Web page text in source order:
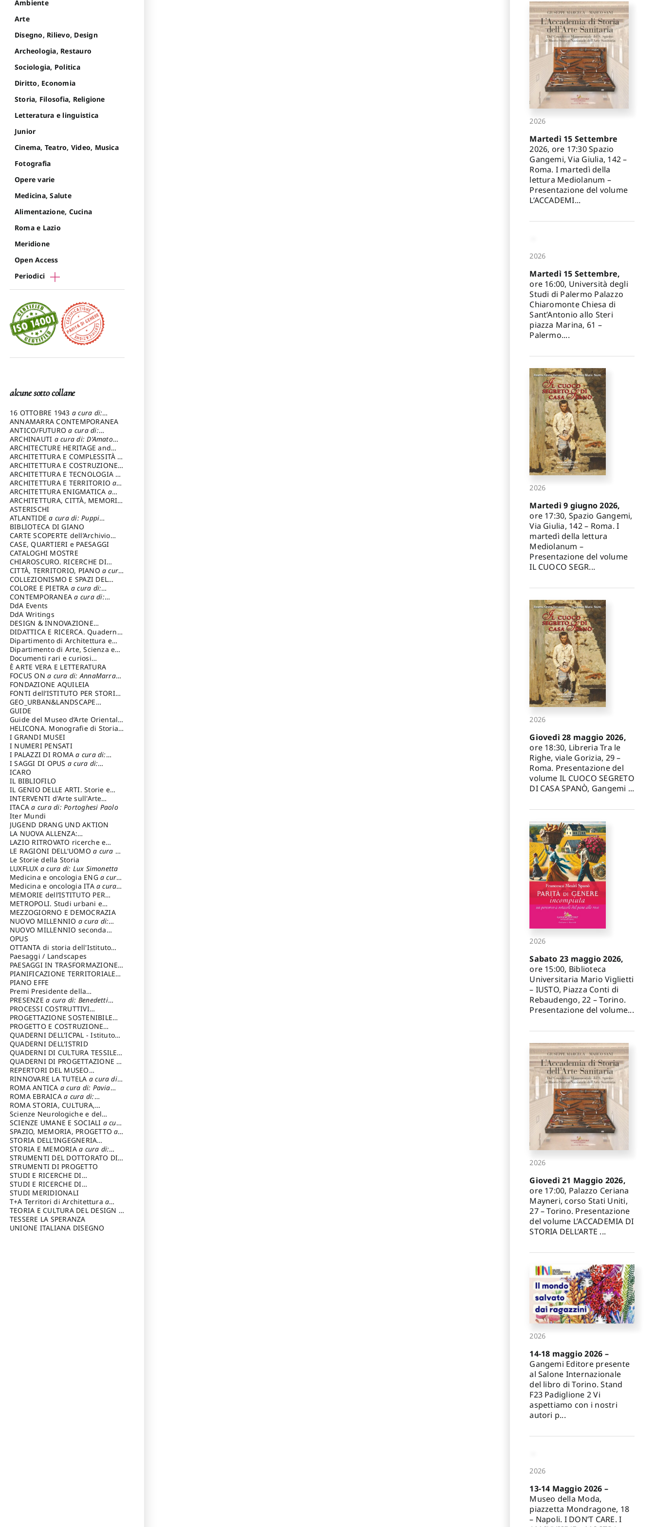
Ambiente
Arte
Disegno, Rilievo, Design
Archeologia, Restauro
Sociologia, Politica
Diritto, Economia
Storia, Filosofia, Religione
Letteratura e linguistica
Junior
Cinema, Teatro, Video, Musica
Fotografia
Opere varie
Medicina, Salute
Alimentazione, Cucina
Roma e Lazio
Meridione
Open Access
Periodici
alcune sotto collane
16 OTTOBRE 1943 a cura di:
Pezzetti Marcello
ANNAMARRA CONTEMPORANEA
ANTICO/FUTUROa cura di:
Varagnoli Claudio
ARCHINAUTI a cura di: D'Amato
Claudio
ARCHITECTURE HERITAGE and
DESIGN
ARCHITETTURA E COMPLESSITÀ a
cura di: Piva Antonio
ARCHITETTURA E COSTRUZIONEa
cura di: Poretti Sergio
ARCHITETTURA E TECNOLOGIA a
cura di: Carrara Gianfranco
ARCHITETTURA E TERRITORIOa
cura di: Pietrogrande Enrico
ARCHITETTURA ENIGMATICA a
cura di: Lenci Ruggero
ARCHITETTURA, CITTÀ, MEMORIA
a cura di: Valeriani Enrico
ASTERISCHI
ATLANTIDEa cura di: Puppi
Lionello
BIBLIOTECA DI GIANO
CARTE SCOPERTE dell’Archivio
Storico Capitolino
CASE, QUARTIERI e PAESAGGI
CATALOGHI MOSTRE
CHIAROSCURO. RICERCHE DI
STORIA E STORIA DELL'ARTEa
cura di: Di Carpegna Falconieri
Tommaso
CITTÀ, TERRITORIO, PIANO a cura
di: Imbesi Giuseppe
COLLEZIONISMO E SPAZI DEL
COLLEZIONISMO a cura di:
Magnani Lauro
COLORE E PIETRA a cura di:
Selvaggi Giuseppe
CONTEMPORANEAa cura di:
Gubinelli Luna
DdA Events
DdA Writings
DESIGN & INNOVAZIONE
TECNOLOGICAa cura di: Vallicelli
Andrea
DIDATTICA E RICERCA. Quaderni
della Scuola
Dipartimento di Architettura e
Analisi della Città Mediterranea
Dipartimento di Arte, Scienza e
Tecnica del Costuire
Documenti rari e curiosi
dall'Archivio Segreto
È ARTE VERA E LETTERATURA
FOCUS ONa cura di: AnnaMarra
Contemporanea
FONDAZIONE AQUILEIA
FONTI dell’ISTITUTO PER STORIA
DEL RISORGIMENTO
GEO_URBAN&LANDSCAPE
PLANNING (GULP)
Trusiani Elio
GUIDE
Guide del Museo d’Arte Orientale
“Giuseppe Tucci”
HELICONA. Monografie di Storia
dell'Artea cura di: Gallo Marco
I GRANDI MUSEI
I NUMERI PENSATI
I PALAZZI DI ROMAa cura di:
Ippoliti Alessandro
I SAGGI DI OPUS a cura di:
Scalesse Tommaso
ICARO
IL BIBLIOFILO
IL GENIO DELLE ARTI. Storie e
interpretazione
INTERVENTI d'Arte sull'Arte
dedicata alla cultura della
conservazione d’arte
Fondazione Paola Droghetti onlus
ITACAa cura di: Portoghesi Paolo
Iter Mundi
JUGEND DRANG UND AKTION
LA NUOVA ALLENZA:
ARCHITETTURA & AMBIENTE
LAZIO RITROVATO ricerche e
restauri
LE RAGIONI DELL'UOMOa cura di:
Lombardi Satriani Luigi
Le Storie della Storia
LUXFLUX a cura di: Lux Simonetta
Medicina e oncologia ENG a cura
di: Lopez Massimo
Medicina e oncologia ITA a cura
di: Lopez Massimo
MEMORIE dell’ISTITUTO PER
STORIA DEL RISORGIMENTO
METROPOLI. Studi urbani e
regionali
MEZZOGIORNO E DEMOCRAZIA
NUOVO MILLENNIO a cura di:
Capaldo Pellegrino
NUOVO MILLENNIO seconda
serie
Francesco
OPUS
OTTANTA di storia dell'Istituto
storia dell’Istitutoa cura di:
Cavalieri Patrizia
Paesaggi / Landscapes
PAESAGGI IN TRASFORMAZIONEa
cura di: Corti Enrico A.
PIANIFICAZIONE TERRITORIALE
URBANISTICA ED AMBIENTALE
cura di: Costa Enrico
PIANO EFFE
Premi Presidente della
Repubblica
PRESENZEa cura di: Benedetti
Sandro
PROCESSI COSTRUTTIVI
DELL'ARCHITETTURAa cura di:
Ippoliti Alessandro
PROGETTAZIONE SOSTENIBILE
PARTECIPATA
PROGETTO E COSTRUZIONE
DELL’ARCHITETTURA
QUADERNI DELL'ICPAL - Istituto
centrale per il restauro e la
conservazione del patrimonio
archivistico e librario
QUADERNI DELL'ISTRID
QUADERNI DI CULTURA TESSILEa
cura di: Crispolti Livia
QUADERNI DI PROGETTAZIONE a
cura di: Giura Longo Tommaso
REPERTORI DEL MUSEO
CENTRALE DEL RISORGIMENTOa
cura di: Pizzo Marco
RINNOVARE LA TUTELA a cura di:
Cicalò Enrico
ROMA ANTICA a cura di: Pavia
Carlo
ROMA EBRAICAa cura di:
Procaccia Claudio
ROMA STORIA, CULTURA,
IMMAGINEa cura di: Fagiolo
Marcello
Scienze Neurologiche e del
Comportamento
SCIENZE UMANE E SOCIALI a cura
di: Iannizzi Salvatore
SPAZIO, MEMORIA, PROGETTOa
cura di: Rossi Massimo
STORIA DELL'INGEGNERIA
STRUTTURALE IN ITALIAa cura di:
Poretti Sergio
STORIA E MEMORIAa cura di:
Rossi Lauro
STRUMENTI DEL DOTTORATO DI
RICERCA IN RILIEVO E
RAPPRESENTAZIONE
DELL’ARCHITETTURA E
DELL’AMBIENTEa cura di: Migliari
Riccardo
STRUMENTI DI PROGETTO
STUDI E RICERCHE DI
ARCHEOLOGIA IN SICILIA
di: Pelagatti Paola
STUDI E RICERCHE DI
ARCHITETTURA del Dipartimento
di Architettura Università degli
Studi G. d' Annunzio, Chieti-
Pescara a cura di: Fusero Paolo
STUDI MERIDIONALI
T+A Territori di Architetturaa
cura di: Ramazzotti Luigi
TEORIA E CULTURA DEL DESIGN a
cura di: Furlanis Giuseppe
TESSERE LA SPERANZA
UNIONE ITALIANA DISEGNO
2026
Martedì 15 Settembre
2026, ore 17:30 Spazio
Gangemi, Via Giulia, 142 –
Roma. I martedì della
lettura Mediolanum –
Presentazione del volume
L’ACCADEMI...
2026
Martedì 15 Settembre,
ore 16:00, Università degli
Studi di Palermo Palazzo
Chiaromonte Chiesa di
Sant’Antonio allo Steri
piazza Marina, 61 –
Palermo....
2026
Martedì 9 giugno 2026,
ore 17:30, Spazio Gangemi,
Via Giulia, 142 – Roma. I
martedì della lettura
Mediolanum –
Presentazione del volume
IL CUOCO SEGR...
2026
Giovedì 28 maggio 2026,
ore 18:30, Libreria Tra le
Righe, viale Gorizia, 29 –
Roma. Presentazione del
volume IL CUOCO SEGRETO
DI CASA SPANÒ, Gangemi ...
2026
Sabato 23 maggio 2026,
ore 15:00, Biblioteca
Universitaria Mario Viglietti
– IUSTO, Piazza Conti di
Rebaudengo, 22 – Torino.
Presentazione del volume...
2026
Giovedì 21 Maggio 2026,
ore 17:00, Palazzo Ceriana
Mayneri, corso Stati Uniti,
27 – Torino. Presentazione
del volume L’ACCADEMIA DI
STORIA DELL’ARTE ...
2026
14-18 maggio 2026 –
Gangemi Editore presente
al Salone Internazionale
del libro di Torino. Stand
F23 Padiglione 2 Vi
aspettiamo con i nostri
autori p...
2026
13-14 Maggio 2026 –
Museo della Moda,
piazzetta Mondragone, 18
– Napoli. I DON’T CARE. I